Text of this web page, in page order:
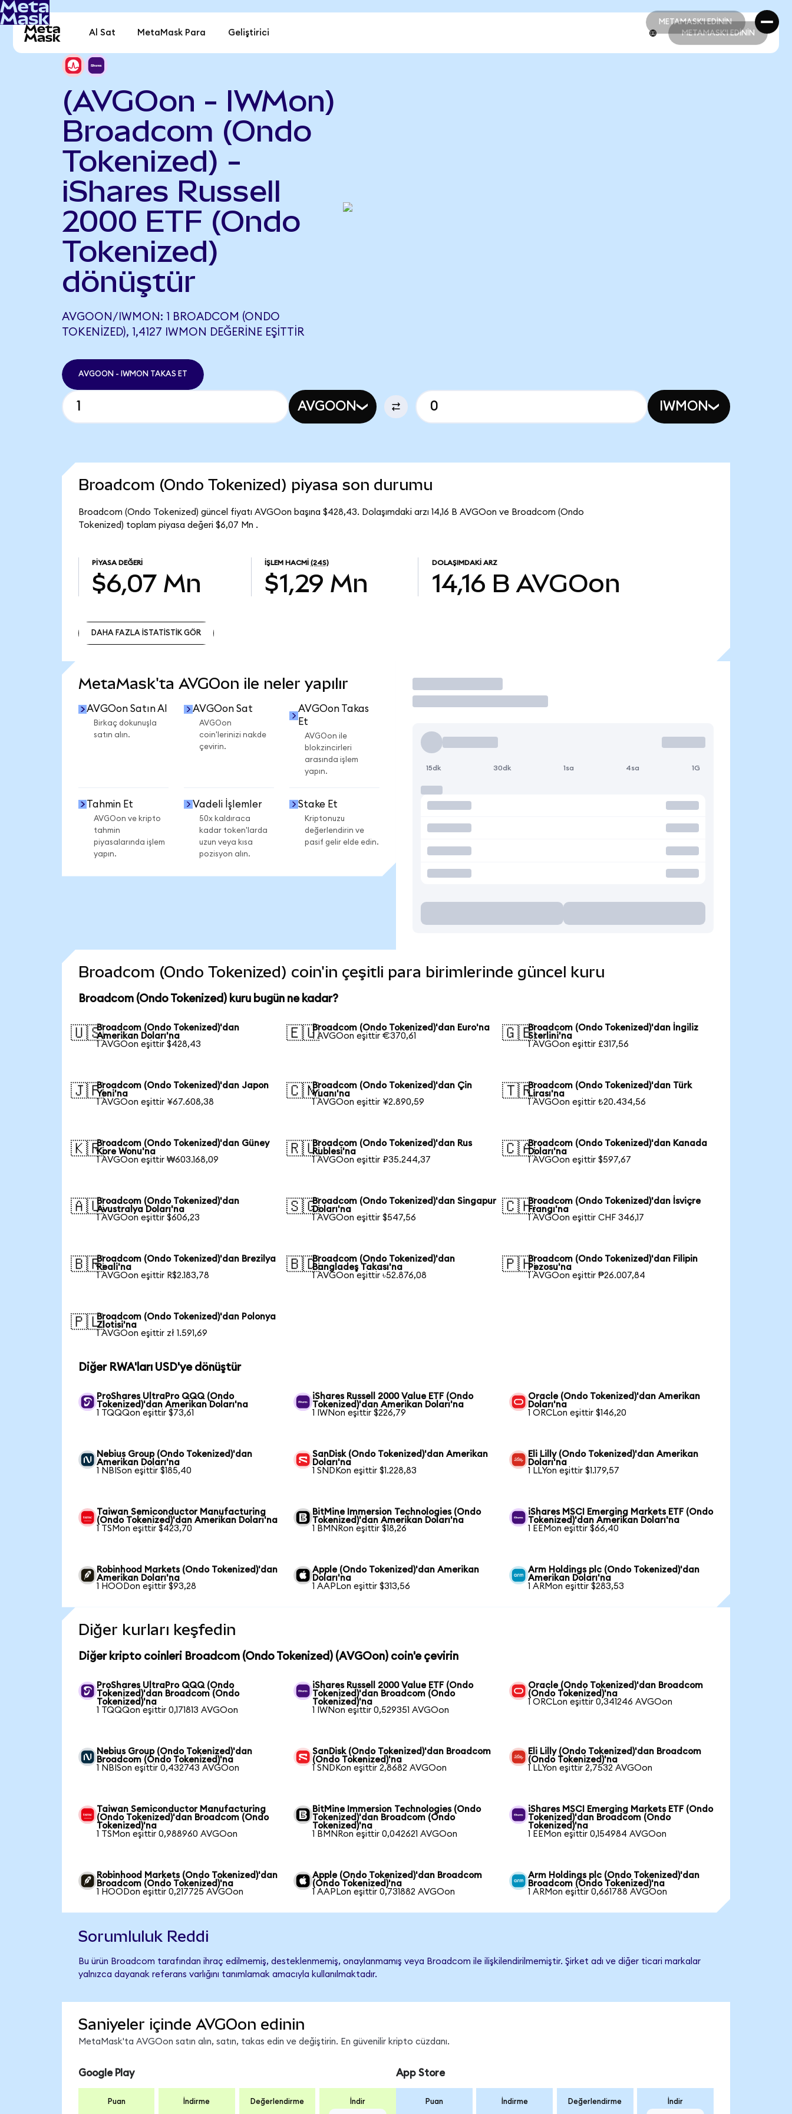
METAMASK'I EDİNİN
METAMASK'I EDİNİN
Al Sat MetaMask Para Geliştirici METAMASK'I EDİNİN
(AVGOon - IWMon)
Broadcom (Ondo
Tokenized) -
iShares Russell
2000 ETF (Ondo
Tokenized)
dönüştür
AVGOON/IWMON: 1 BROADCOM (ONDO
TOKENIZED), 1,4127 IWMON DEĞERINE EŞITTIR
AVGOON - IWMON TAKAS ET
AVGOON IWMON
Broadcom (Ondo Tokenized) piyasa son durumu
Broadcom (Ondo Tokenized) güncel fiyatı AVGOon başına $428,43. Dolaşımdaki arzı 14,16 B AVGOon ve Broadcom (Ondo
Tokenized) toplam piyasa değeri $6,07 Mn .
PIYASA DEĞERI
$6,07 Mn
İŞLEM HACMI (24S)
$1,29 Mn
DOLAŞIMDAKI ARZ
14,16 B AVGOon
DAHA FAZLA İSTATİSTİK GÖR
MetaMask'ta AVGOon ile neler yapılır
AVGOon Satın Al
Birkaç dokunuşla
satın alın.
AVGOon Sat
AVGOon
coin'lerinizi nakde
çevirin.
AVGOon Takas
Et
AVGOon ile
blokzincirleri
arasında işlem
yapın.
Tahmin Et
AVGOon ve kripto
tahmin
piyasalarında işlem
yapın.
Vadeli İşlemler
50x kaldıraca
kadar token'larda
uzun veya kısa
pozisyon alın.
Stake Et
Kriptonuzu
değerlendirin ve
pasif gelir elde edin.
İşlem Yap
15dk 30dk 1sa 4sa 1G
Broadcom (Ondo Tokenized) coin'in çeşitli para birimlerinde güncel kuru
Broadcom (Ondo Tokenized) kuru bugün ne kadar?
🇺🇸Broadcom (Ondo Tokenized)'dan
Amerikan Doları'na
1 AVGOon eşittir $428,43
🇪🇺Broadcom (Ondo Tokenized)'dan Euro'na
1 AVGOon eşittir €370,61
🇬🇧Broadcom (Ondo Tokenized)'dan İngiliz
Sterlini'na
1 AVGOon eşittir £317,56
🇯🇵Broadcom (Ondo Tokenized)'dan Japon
Yeni'na
1 AVGOon eşittir ¥67.608,38
🇨🇳Broadcom (Ondo Tokenized)'dan Çin
Yuanı'na
1 AVGOon eşittir ¥2.890,59
🇹🇷Broadcom (Ondo Tokenized)'dan Türk
Lirası'na
1 AVGOon eşittir ₺20.434,56
🇰🇷Broadcom (Ondo Tokenized)'dan Güney
Kore Wonu'na
1 AVGOon eşittir ₩603.168,09
🇷🇺Broadcom (Ondo Tokenized)'dan Rus
Rublesi'na
1 AVGOon eşittir ₽35.244,37
🇨🇦Broadcom (Ondo Tokenized)'dan Kanada
Doları'na
1 AVGOon eşittir $597,67
🇦🇺Broadcom (Ondo Tokenized)'dan
Avustralya Doları'na
1 AVGOon eşittir $606,23
🇸🇬Broadcom (Ondo Tokenized)'dan Singapur
Doları'na
1 AVGOon eşittir $547,56
🇨🇭Broadcom (Ondo Tokenized)'dan İsviçre
Frangı'na
1 AVGOon eşittir CHF 346,17
🇧🇷Broadcom (Ondo Tokenized)'dan Brezilya
Reali'na
1 AVGOon eşittir R$2.183,78
🇧🇩Broadcom (Ondo Tokenized)'dan
Bangladeş Takası'na
1 AVGOon eşittir ৳52.876,08
🇵🇭Broadcom (Ondo Tokenized)'dan Filipin
Pezosu'na
1 AVGOon eşittir ₱26.007,84
🇵🇱Broadcom (Ondo Tokenized)'dan Polonya
Zlotisi'na
1 AVGOon eşittir zł 1.591,69
Diğer RWA'ları USD'ye dönüştür
ProShares UltraPro QQQ (Ondo
Tokenized)'dan Amerikan Doları'na
1 TQQQon eşittir $73,61
iShares Russell 2000 Value ETF (Ondo
Tokenized)'dan Amerikan Doları'na
1 IWNon eşittir $226,79
Oracle (Ondo Tokenized)'dan Amerikan
Doları'na
1 ORCLon eşittir $146,20
Nebius Group (Ondo Tokenized)'dan
Amerikan Doları'na
1 NBISon eşittir $185,40
SanDisk (Ondo Tokenized)'dan Amerikan
Doları'na
1 SNDKon eşittir $1.228,83
Eli Lilly (Ondo Tokenized)'dan Amerikan
Doları'na
1 LLYon eşittir $1.179,57
Taiwan Semiconductor Manufacturing
(Ondo Tokenized)'dan Amerikan Doları'na
1 TSMon eşittir $423,70
BitMine Immersion Technologies (Ondo
Tokenized)'dan Amerikan Doları'na
1 BMNRon eşittir $18,26
iShares MSCI Emerging Markets ETF (Ondo
Tokenized)'dan Amerikan Doları'na
1 EEMon eşittir $66,40
Robinhood Markets (Ondo Tokenized)'dan
Amerikan Doları'na
1 HOODon eşittir $93,28
Apple (Ondo Tokenized)'dan Amerikan
Doları'na
1 AAPLon eşittir $313,56
Arm Holdings plc (Ondo Tokenized)'dan
Amerikan Doları'na
1 ARMon eşittir $283,53
Diğer kurları keşfedin
Diğer kripto coinleri Broadcom (Ondo Tokenized) (AVGOon) coin'e çevirin
ProShares UltraPro QQQ (Ondo
Tokenized)'dan Broadcom (Ondo
Tokenized)'na
1 TQQQon eşittir 0,171813 AVGOon
iShares Russell 2000 Value ETF (Ondo
Tokenized)'dan Broadcom (Ondo
Tokenized)'na
1 IWNon eşittir 0,529351 AVGOon
Oracle (Ondo Tokenized)'dan Broadcom
(Ondo Tokenized)'na
1 ORCLon eşittir 0,341246 AVGOon
Nebius Group (Ondo Tokenized)'dan
Broadcom (Ondo Tokenized)'na
1 NBISon eşittir 0,432743 AVGOon
SanDisk (Ondo Tokenized)'dan Broadcom
(Ondo Tokenized)'na
1 SNDKon eşittir 2,8682 AVGOon
Eli Lilly (Ondo Tokenized)'dan Broadcom
(Ondo Tokenized)'na
1 LLYon eşittir 2,7532 AVGOon
Taiwan Semiconductor Manufacturing
(Ondo Tokenized)'dan Broadcom (Ondo
Tokenized)'na
1 TSMon eşittir 0,988960 AVGOon
BitMine Immersion Technologies (Ondo
Tokenized)'dan Broadcom (Ondo
Tokenized)'na
1 BMNRon eşittir 0,042621 AVGOon
iShares MSCI Emerging Markets ETF (Ondo
Tokenized)'dan Broadcom (Ondo
Tokenized)'na
1 EEMon eşittir 0,154984 AVGOon
Robinhood Markets (Ondo Tokenized)'dan
Broadcom (Ondo Tokenized)'na
1 HOODon eşittir 0,217725 AVGOon
Apple (Ondo Tokenized)'dan Broadcom
(Ondo Tokenized)'na
1 AAPLon eşittir 0,731882 AVGOon
Arm Holdings plc (Ondo Tokenized)'dan
Broadcom (Ondo Tokenized)'na
1 ARMon eşittir 0,661788 AVGOon
Sorumluluk Reddi
Bu ürün Broadcom tarafından ihraç edilmemiş, desteklenmemiş, onaylanmamış veya Broadcom ile ilişkilendirilmemiştir. Şirket adı ve diğer ticari markalar
yalnızca dayanak referans varlığını tanımlamak amacıyla kullanılmaktadır.
Saniyeler içinde AVGOon edinin
MetaMask'ta AVGOon satın alın, satın, takas edin ve değiştirin. En güvenilir kripto cüzdanı.
Google Play
Puan İndirme Değerlendirme İndir
App Store
Puan İndirme Değerlendirme İndir